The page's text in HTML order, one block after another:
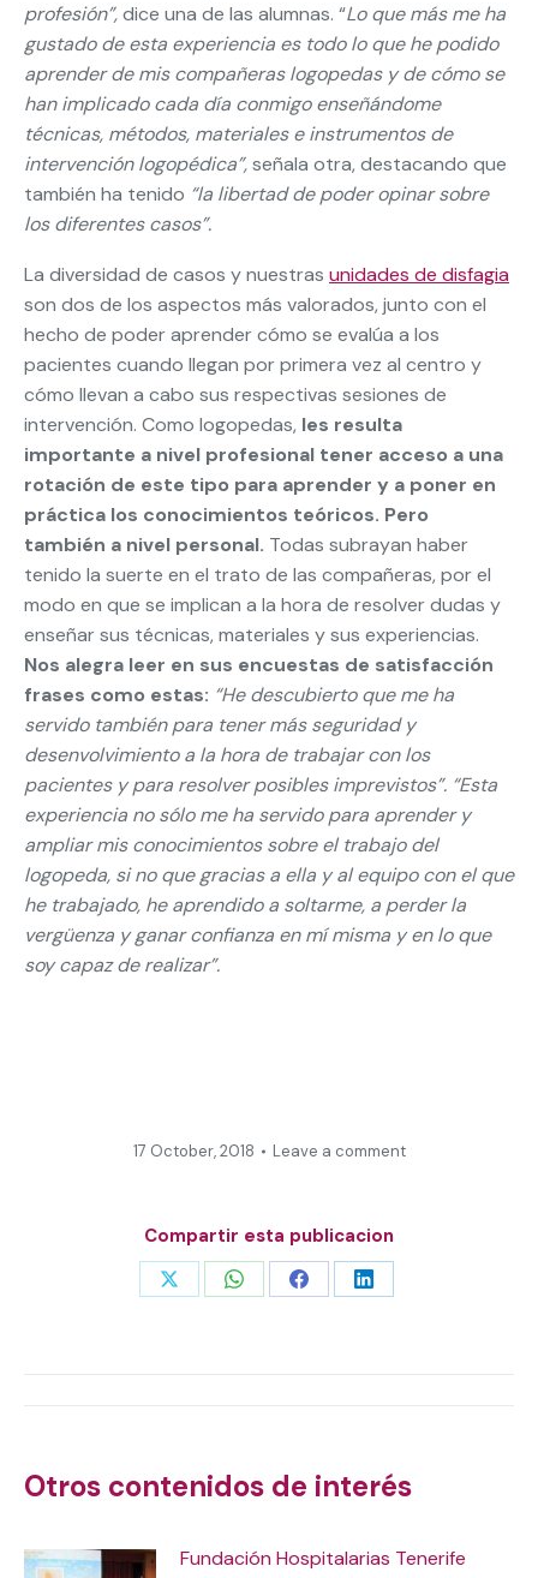
profesión”,dice una de las alumnas. “Lo que más me ha
gustado de esta experiencia es todo lo que he podido
aprender de mis compañeras logopedas y de cómo se
han implicado cada día conmigo enseñándome
técnicas, métodos, materiales e instrumentos de
intervención logopédica”,señala otra, destacando que
también ha tenido “la libertad de poder opinar sobre
los diferentes casos”.
La diversidad de casos y nuestras unidades de disfagia
son dos de los aspectos más valorados, junto con el
hecho de poder aprender cómo se evalúa a los
pacientes cuando llegan por primera vez al centro y
cómo llevan a cabo sus respectivas sesiones de
intervención. Como logopedas, les resulta
importante a nivel profesional tener acceso a una
rotación de este tipo para aprender y a poner en
práctica los conocimientos teóricos. Pero
también a nivel personal. Todas subrayan haber
tenido la suerte en el trato de las compañeras, por el
modo en que se implican a la hora de resolver dudas y
enseñar sus técnicas, materiales y sus experiencias.
Nos alegra leer en sus encuestas de satisfacción
frases como estas: “He descubierto que me ha
servido también para tener más seguridad y
desenvolvimiento a la hora de trabajar con los
pacientes y para resolver posibles imprevistos”. “Esta
experiencia no sólo me ha servido para aprender y
ampliar mis conocimientos sobre el trabajo del
logopeda, si no que gracias a ella y al equipo con el que
he trabajado, he aprendido a soltarme, a perder la
vergüenza y ganar confianza en mí misma y en lo que
soy capaz de realizar”.
17 October, 2018 Leave a comment
Compartir esta publicacion
Share Share Share Share
Otros contenidos de interés
Fundación Hospitalarias Tenerife